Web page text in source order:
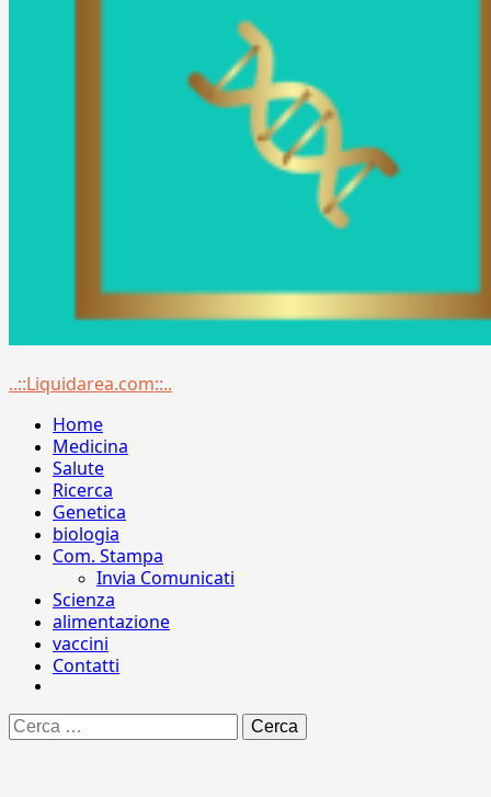
Menu
..::Liquidarea.com::..
Home
Medicina
Salute
Ricerca
Genetica
biologia
Com. Stampa
Invia Comunicati
Scienza
alimentazione
vaccini
Contatti
Ricerca
per: